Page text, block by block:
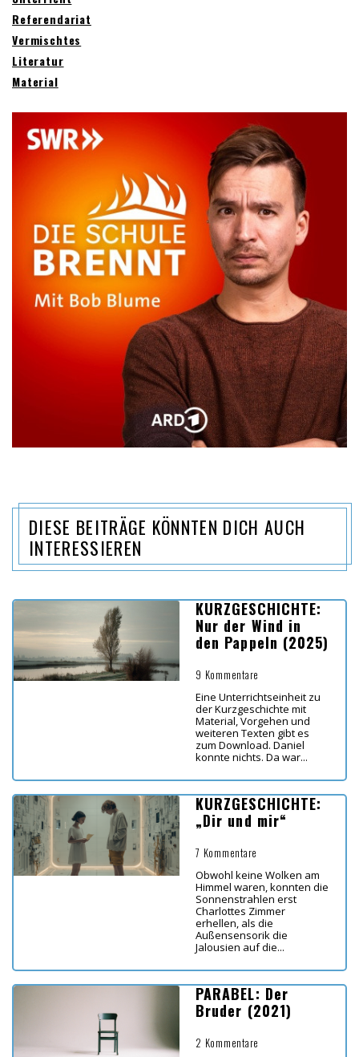
Referendariat
Vermischtes
Literatur
Material
DIESE BEITRÄGE KÖNNTEN DICH AUCH
INTERESSIEREN
KURZGESCHICHTE:
Nur der Wind in
den Pappeln (2025)
9 Kommentare
Eine Unterrichtseinheit zu
der Kurzgeschichte mit
Material, Vorgehen und
weiteren Texten gibt es
zum Download. Daniel
konnte nichts. Da war...
KURZGESCHICHTE:
„Dir und mir“
7 Kommentare
Obwohl keine Wolken am
Himmel waren, konnten die
Sonnenstrahlen erst
Charlottes Zimmer
erhellen, als die
Außensensorik die
Jalousien auf die...
PARABEL: Der
Bruder (2021)
2 Kommentare